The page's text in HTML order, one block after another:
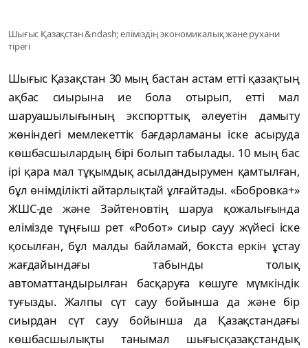
Шығыс Қазақстан &ndash; еліміздің экономикалық және рухани
тірегі
Шығыс Қазақстан 30 мың бастан астам етті қазақтың
ақбас сиырына ие бола отырып, етті мал
шаруашылығының экспорттық әлеуетін дамыту
жөніндегі мемлекеттік бағдарламаны іске асыруда
көшбасшылардың бірі болып табылады. 10 мың бас
ірі қара мал тұқымдық асылдандырумен қамтылған,
бұл өнімділікті айтарлықтай ұлғайтады. «Бобровка+»
ЖШС-де және Зәйтеновтің шаруа қожалығында
елімізде тұңғыш рет «Робот» сиыр сауу жүйесі іске
қосылған, бұл малды байламай, бокста еркін ұстау
жағдайындағы табынды толық
автоматтандырылған басқаруға көшуге мүмкіндік
туғызды. Жалпы сүт сауу бойынша да және бір
сиырдан сүт сауу бойынша да Қазақстандағы
көшбасшылықты танымал шығысқазақстандық